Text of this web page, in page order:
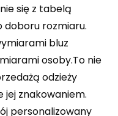
się z tabelą
rozmiaru.
bluz
osoby.To nie
odzieży
jej znakowaniem.
personalizowany